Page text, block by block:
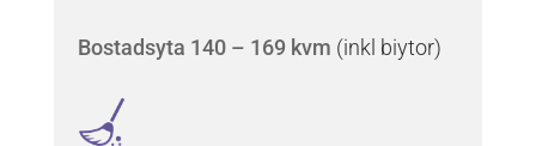
Bostadsyta 140 – 169 kvm (inkl biytor)